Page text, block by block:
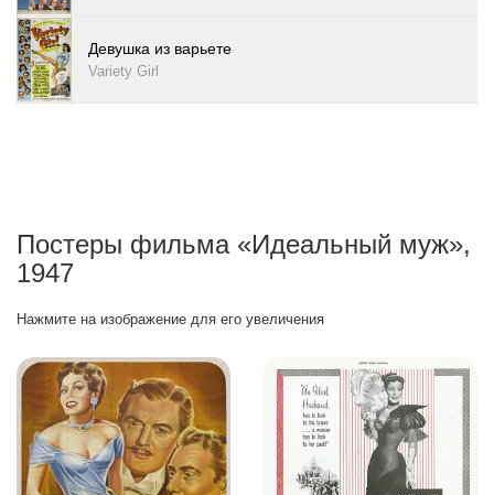
Девушка из варьете
Variety Girl
Постеры фильма «Идеальный муж»,
1947
Нажмите на изображение для его увеличения